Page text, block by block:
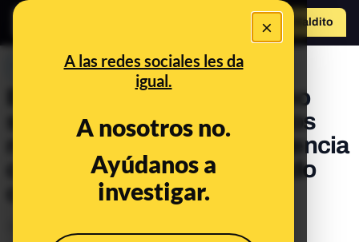
×
A las redes sociales les da
igual.
A nosotros no.
Ayúdanos a
investigar.
Hazte Maldito
PREBUNKING
Bulos y afirmaciones que no
sostienen los datos y que los
negacionistas de la emergencia
climática te están intentando